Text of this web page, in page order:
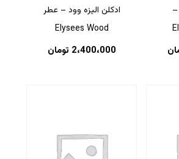
–
ادکلن الیزه وود – عطر
Elysees Wood
2،400،000 تومان